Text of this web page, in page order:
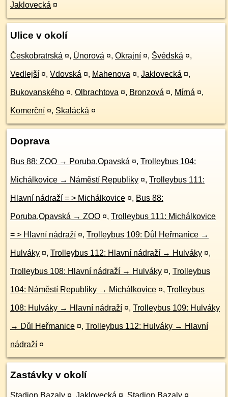
Jaklovecká ¤
Ulice v okolí
Českobratrská ¤, Únorová ¤, Okrajní ¤, Švédská ¤,
Vedlejší ¤, Vdovská ¤, Mahenova ¤, Jaklovecká ¤,
Bukovanského ¤, Olbrachtova ¤, Bronzová ¤, Mírná ¤,
Komerční ¤, Skalácká ¤
Doprava
Bus 88: ZOO → Poruba,Opavská ¤, Trolleybus 104:
Michálkovice → Náměstí Republiky ¤, Trolleybus 111:
Hlavní nádraží = > Michálkovice ¤, Bus 88:
Poruba,Opavská → ZOO ¤, Trolleybus 111: Michálkovice
= > Hlavní nádraží ¤, Trolleybus 109: Důl Heřmanice →
Hulváky ¤, Trolleybus 112: Hlavní nádraží → Hulváky ¤,
Trolleybus 108: Hlavní nádraží → Hulváky ¤, Trolleybus
104: Náměstí Republiky → Michálkovice ¤, Trolleybus
108: Hulváky → Hlavní nádraží ¤, Trolleybus 109: Hulváky
→ Důl Heřmanice ¤, Trolleybus 112: Hulváky → Hlavní
nádraží ¤
Zastávky v okolí
Stadion Bazaly ¤, Jaklovecká ¤, Stadion Bazaly ¤,